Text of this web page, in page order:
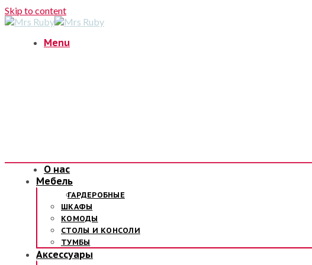
Skip to content
Menu
О нас
Мебель
ГАРДЕРОБНЫЕ
ШКАФЫ
КОМОДЫ
СТОЛЫ И КОНСОЛИ
ТУМБЫ
Аксессуары